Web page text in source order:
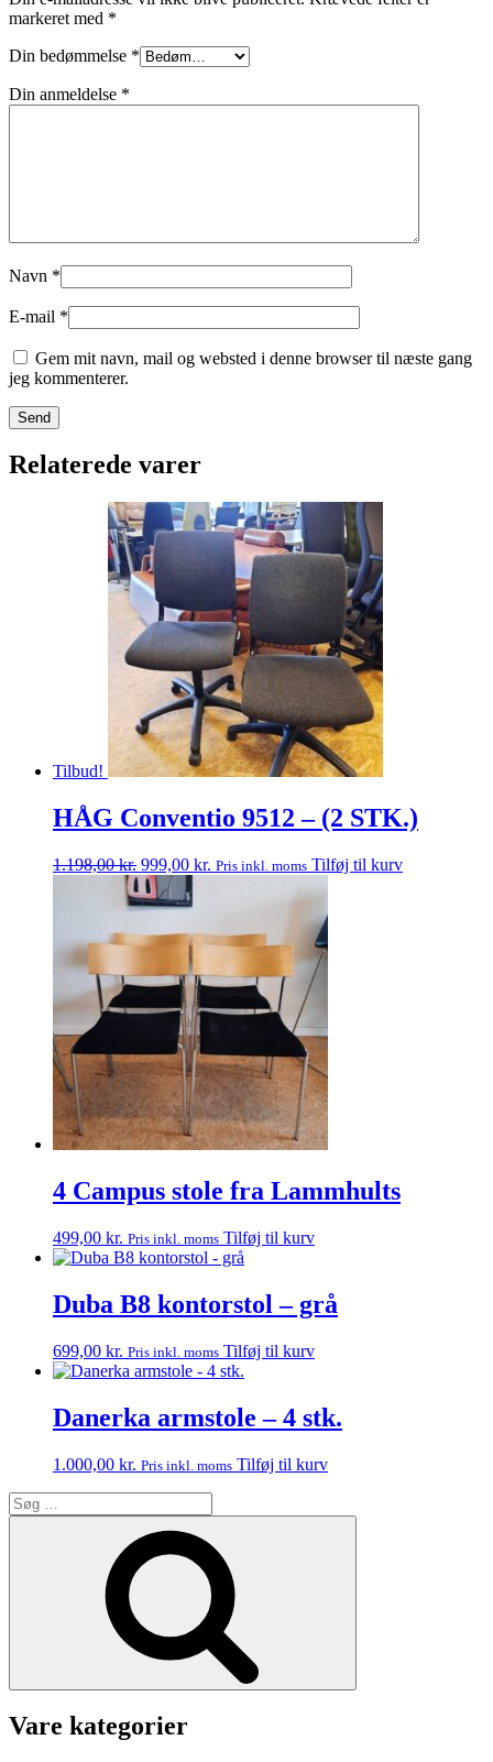
markeret med *
Din bedømmelse *
Din anmeldelse *
Navn *
E-mail *
Gem mit navn, mail og websted i denne browser til næste gang
jeg kommenterer.
Relaterede varer
Tilbud!
HÅG Conventio 9512 – (2 STK.)
1.198,00kr. Den
oprindelige
pris
1.198,00 kr..
999,00 kr. Den
999,00 kr..
Pris inkl. moms Tilføj til kurv
4 Campus stole fra Lammhults
499,00 kr. Pris inkl. moms Tilføj til kurv
Duba B8 kontorstol – grå
699,00 kr. Pris inkl. moms Tilføj til kurv
Danerka armstole – 4 stk.
1.000,00 kr. Pris inkl. moms Tilføj til kurv
Søg
efter:
Vare kategorier